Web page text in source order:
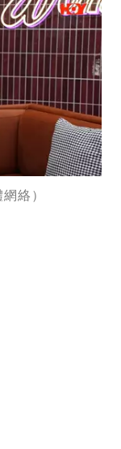
絡）